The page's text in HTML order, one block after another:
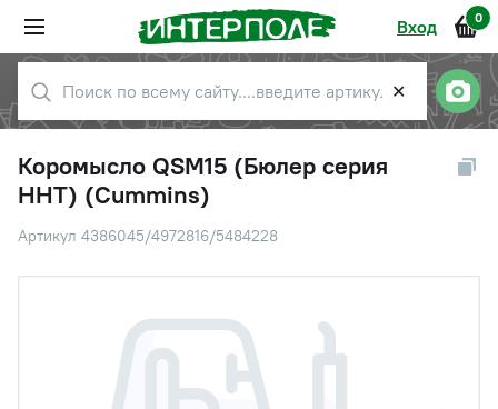
Вход 0
✕
Коромысло QSM15 (Бюлер серия
HHT) (Cummins)
Артикул 4386045/4972816/5484228